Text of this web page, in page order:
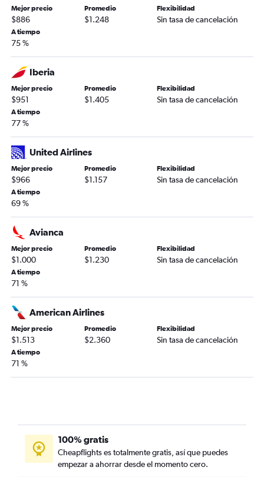
Mejor precio
$886
Promedio
$1.248
Flexibilidad
Sin tasa de cancelación
A tiempo
75 %
Iberia
Mejor precio
$951
Promedio
$1.405
Flexibilidad
Sin tasa de cancelación
A tiempo
77 %
United Airlines
Mejor precio
$966
Promedio
$1.157
Flexibilidad
Sin tasa de cancelación
A tiempo
69 %
Avianca
Mejor precio
$1.000
Promedio
$1.230
Flexibilidad
Sin tasa de cancelación
A tiempo
71 %
American Airlines
Mejor precio
$1.513
Promedio
$2.360
Flexibilidad
Sin tasa de cancelación
A tiempo
71 %
100% gratis
Cheapflights es totalmente gratis, así que puedes
empezar a ahorrar desde el momento cero.